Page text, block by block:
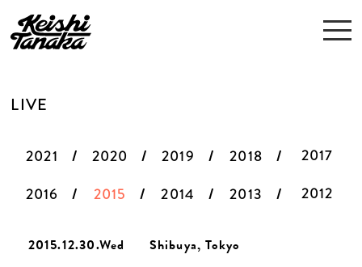
LIVE
2021 2020 2019 2018
2017
2016
2015 2014 2013 2012
2015.12.30.Wed
Shibuya, Tokyo